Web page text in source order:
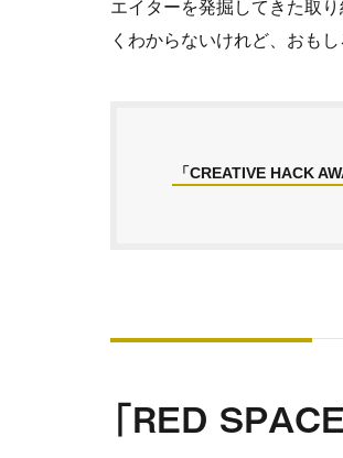
エイターを発掘してきた取
くわからないけれど、おも
「CREATIVE HACK
「RED